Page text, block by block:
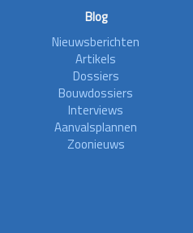
Blog
Nieuwsberichten
Artikels
Dossiers
Bouwdossiers
Interviews
Aanvalsplannen
Zoonieuws